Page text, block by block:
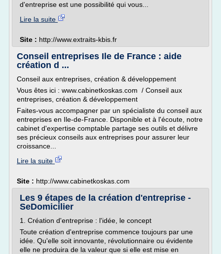
d'entreprise est une possibilité qui vous...
Lire la suite
Site : http://www.extraits-kbis.fr
Conseil entreprises Ile de France : aide
création d ...
Conseil aux entreprises, création & développement
Vous êtes ici : www.cabinetkoskas.com / Conseil aux
entreprises, création & développement
Faites-vous accompagner par un spécialiste du conseil aux
entreprises en Ile-de-France. Disponible et à l'écoute, notre
cabinet d'expertise comptable partage ses outils et délivre
ses précieux conseils aux entreprises pour assurer leur
croissance...
Lire la suite
Site : http://www.cabinetkoskas.com
Les 9 étapes de la création d'entreprise -
SeDomicilier
1. Création d'entreprise : l'idée, le concept
Toute création d'entreprise commence toujours par une
idée. Qu'elle soit innovante, révolutionnaire ou évidente
elle ne produira de la valeur que si elle est mise en